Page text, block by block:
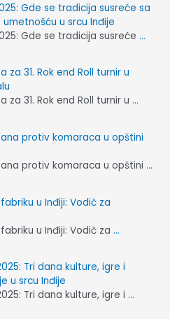
Gde se tradicija susreće sa
u srcu Inđije
Gde se tradicija susreće…
za 31. Rok end Roll turnir u
za 31. Rok end Roll turnir u…
protiv komaraca u opštini
protiv komaraca u opštini…
u Inđiji: Vodič za
u Inđiji: Vodič za…
Tri dana kulture, igre i
u srcu Inđije
Tri dana kulture, igre i…